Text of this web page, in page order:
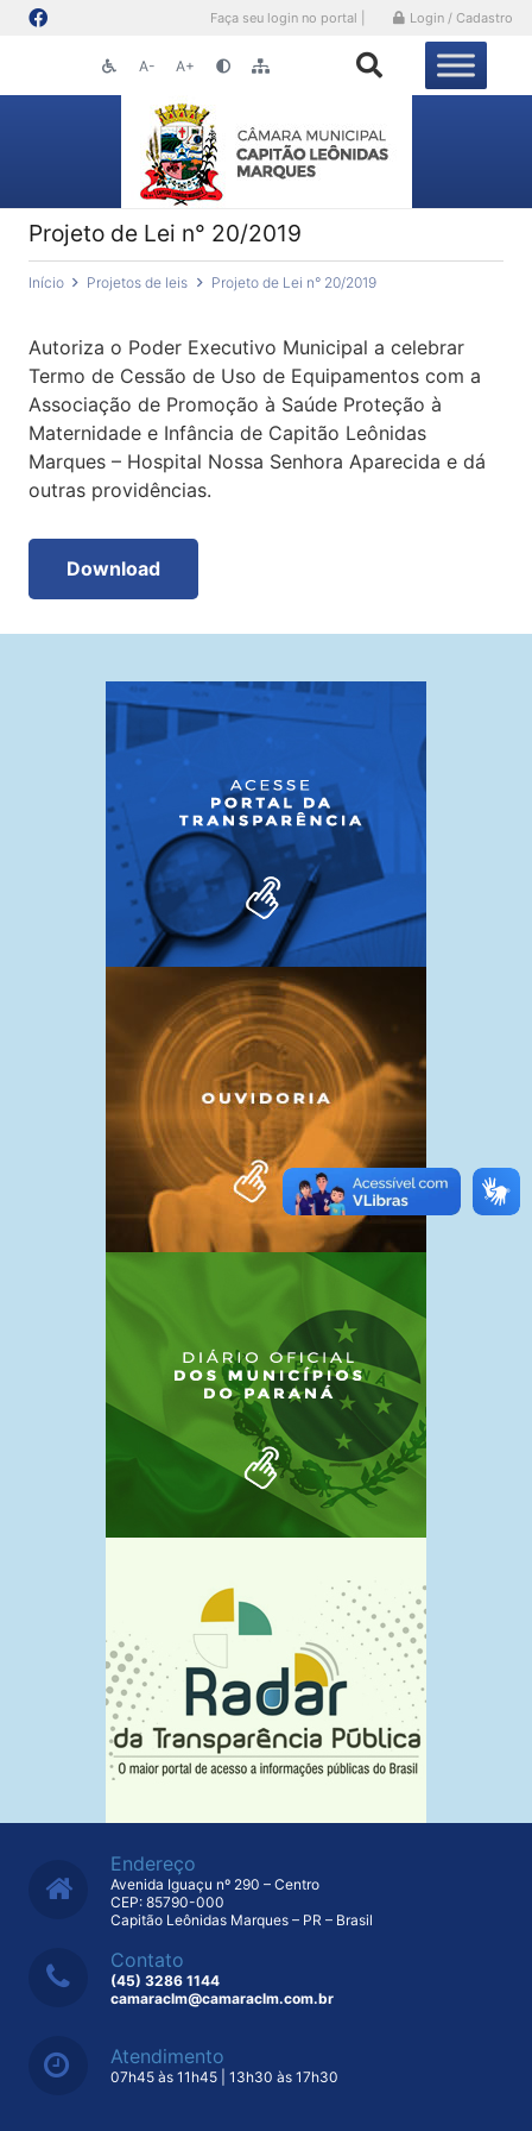
Faça seu login no portal | Login / Cadastro
A- A+
Projeto de Lei n° 20/2019
Início Projetos de leis Projeto de Lei n° 20/2019
Autoriza o Poder Executivo Municipal a celebrar
Termo de Cessão de Uso de Equipamentos com a
Associação de Promoção à Saúde Proteção à
Maternidade e Infância de Capitão Leônidas
Marques – Hospital Nossa Senhora Aparecida e dá
outras providências.
Download
Endereço
Avenida Iguaçu nº 290 – Centro
CEP: 85790-000
Capitão Leônidas Marques – PR – Brasil
Contato
(45) 3286 1144
camaraclm@camaraclm.com.br
Atendimento
07h45 às 11h45 | 13h30 às 17h30